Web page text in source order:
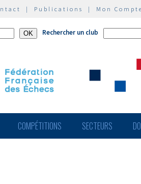
| Publications | Mon Compte
Rechercher un club
COMPÉTITIONS SECTEURS